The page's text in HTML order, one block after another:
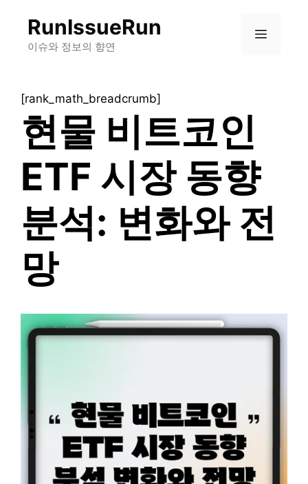
RunIssueRun
이슈와 정보의 향연
메
[rank_math_breadcrumb]
현물 비트코인
ETF 시장 동향
분석: 변화와 전
망